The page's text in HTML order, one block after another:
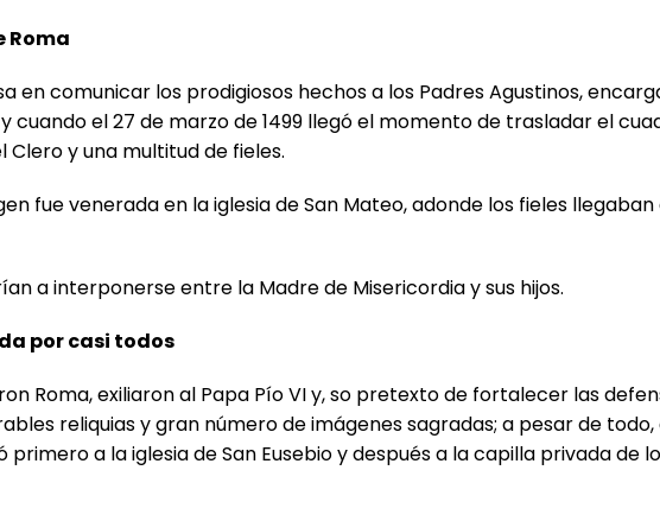
Roma
en comunicar los prodigiosos hechos a los Padres Agustinos,
cuando el 27 de marzo de 1499 llegó el momento de trasladar el
y una multitud de fieles.
fue venerada en la iglesia de San Mateo, adonde los fieles
a interponerse entre la Madre de Misericordia y sus hijos.
por casi todos
Roma, exiliaron al Papa Pío VI y, so pretexto de fortalecer las
reliquias y gran número de imágenes sagradas; a pesar de
a la iglesia de San Eusebio y después a la capilla privada de